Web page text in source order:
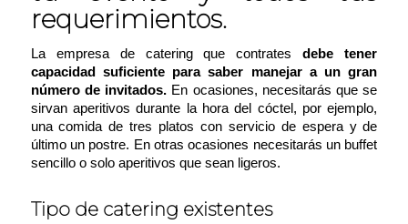
requerimientos.
La empresa de catering que contratesdebe tener
capacidad suficiente para saber manejar a un gran
número de invitados. En ocasiones, necesitarás que se
sirvan aperitivos durante la hora del cóctel, por ejemplo,
una comida de tres platos con servicio de espera y de
último un postre. En otras ocasiones necesitarás un buffet
sencillo o solo aperitivos que sean ligeros.
Tipo de catering existentes